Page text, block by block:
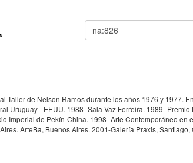
Buscar
Taller de Nelson Ramos durante los años 1976 y 1977.
Uruguay - EEUU. 1988- Sala Vaz Ferreira. 1989-
Imperial de Pekín-China. 1998- Arte Contemporáneo
ArteBa, Buenos Aires. 2001-Galería Praxis,